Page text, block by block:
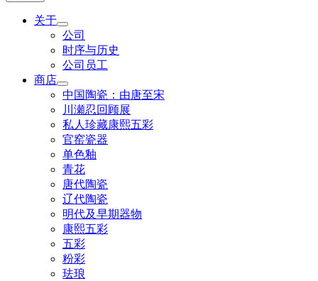
关于
公司
时序与历史
公司员工
商店
中国陶瓷：由唐至宋
川瀬忍回顾展
私人珍藏康熙五彩
官窑瓷器
单色釉
青花
唐代陶瓷
辽代陶瓷
明代及早期器物
康熙五彩
五彩
粉彩
珐琅